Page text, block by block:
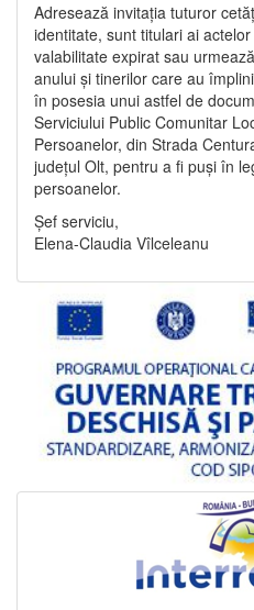
Adresează invitația tuturor
identitate, sunt titulari ai
valabilitate expirat sau
anului și tinerilor care au
în posesia unui astfel de
Serviciului Public Comunitar
Persoanelor, din Strada
județul Olt, pentru a fi puși în
persoanelor.
Șef serviciu,
Elena-Claudia Vîlceleanu